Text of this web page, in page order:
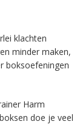
klachten
minder maken,
boksoefeningen
Harm
doe je veel